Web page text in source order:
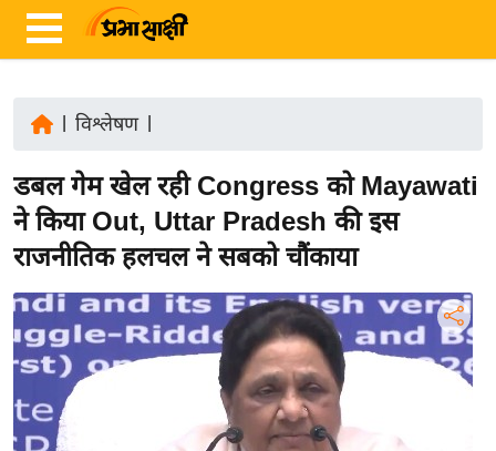
ज़ा
ख
र
रा
ष्ट्री
य
अं
त
विश्लेषण|
डबल गेम खेल रही Congress को Mayawati
ने किया Out, Uttar Pradesh की इस
राजनीतिक हलचल ने सबको चौंकाया